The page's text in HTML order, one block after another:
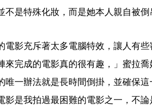
不是特殊化妝，而是她本人親自被倒
電影充斥著太多電腦特效，讓人有
來完成的電影真的很有趣，」蜜拉
唯一辦法就是長時間倒掛，並確保
影是我拍過最困難的電影之一，不